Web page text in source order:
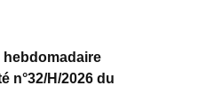
n°32/H/2026 du